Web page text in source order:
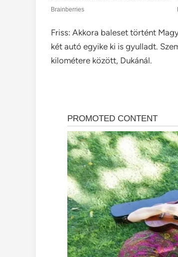
Friss: Akkora baleset történt
két autó egyike ki is gyulladt.
kilométere között, Dukánál.